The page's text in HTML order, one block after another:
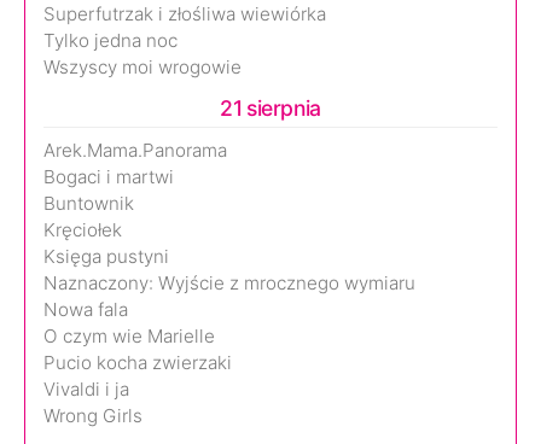
Superfutrzak i złośliwa wiewiórka
Tylko jedna noc
Wszyscy moi wrogowie
21 sierpnia
Arek.Mama.Panorama
Bogaci i martwi
Buntownik
Kręciołek
Księga pustyni
Naznaczony: Wyjście z mrocznego wymiaru
Nowa fala
O czym wie Marielle
Pucio kocha zwierzaki
Vivaldi i ja
Wrong Girls